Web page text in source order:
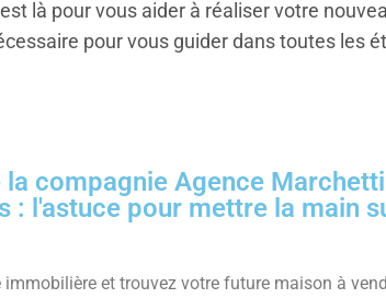
là pour vous aider à réaliser votre
pour vous guider dans toutes les
compagnie Agence
: l'astuce pour mettre la main
immobilière et trouvez votre future maison à